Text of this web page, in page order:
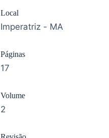
Local
Imperatriz - MA
Páginas
17
Volume
2